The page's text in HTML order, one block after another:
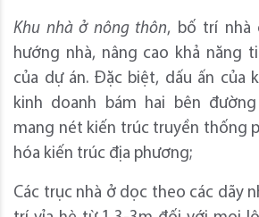
Khu nhà ở nông thôn, bố trí nhà
hướng nhà, nâng cao khả năng
của dự án. Đặc biệt, dấu ấn của
kinh doanh bám hai bên
mang nét kiến trúc truyền thống
hóa kiến trúc địa phương;
Các trục nhà ở dọc theo các dãy